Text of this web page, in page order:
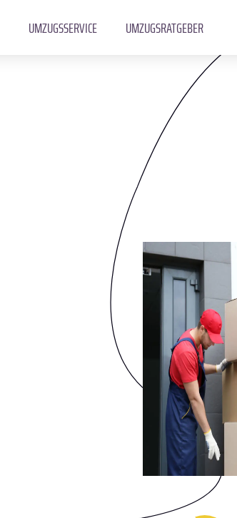
UMZUGSSERVICE UMZUGSRATGEBER